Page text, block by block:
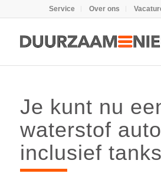
Service Over ons
Je kunt nu
waterstof
inclusief